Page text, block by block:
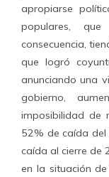
apropiarse
populares,
consecuencia,
que logró
anunciando una
gobierno,
imposibilidad de
52% de caída del
caída al cierre de
en la situación